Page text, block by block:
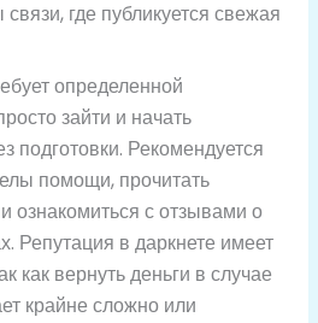
где публикуется свежая
определенной
зайти и начать
подготовки. Рекомендуется
помощи, прочитать
ознакомиться с отзывами о
Репутация в даркнете имеет
как вернуть деньги в случае
крайне сложно или